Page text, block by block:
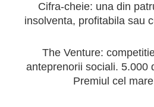
Cifra-cheie: una din
insolventa, profitabila sau
The Venture:
anteprenorii sociali. 5.000
Premiul cel